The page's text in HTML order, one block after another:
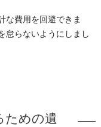
な費用を回避できま
怠らないようにしまし
ための遺